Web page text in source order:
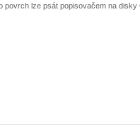
lze psát popisovačem na disky